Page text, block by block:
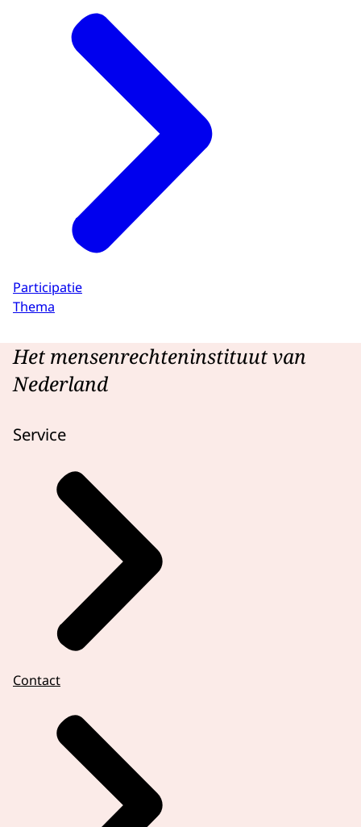
Participatie
Thema
Het mensenrechteninstituut van
Nederland
Service
Contact